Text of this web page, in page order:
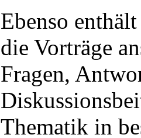
Ebenso
die Vorträge
Fragen,
Thematik in